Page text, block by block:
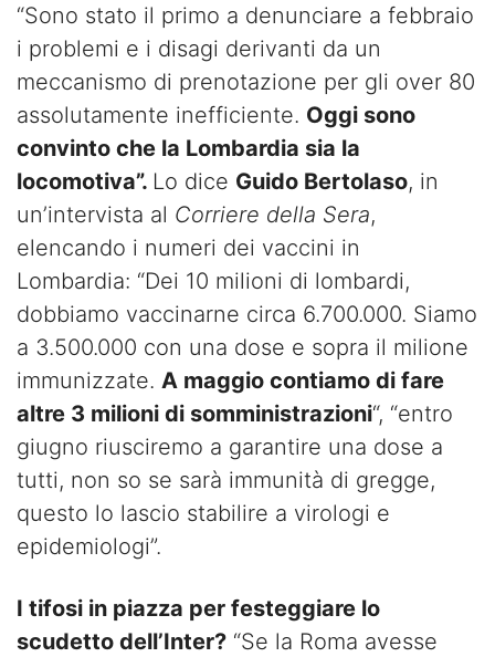
“Sono stato il primo a denunciare a febbraio
i problemi e i disagi derivanti da un
meccanismo di prenotazione per gli over 80
assolutamente inefficiente. Oggi sono
convinto che la Lombardia sia la
locomotiva”. Lo dice Guido Bertolaso, in
un’intervista al Corriere della Sera,
elencando i numeri dei vaccini in
Lombardia: “Dei 10 milioni di lombardi,
dobbiamo vaccinarne circa 6.700.000. Siamo
a 3.500.000 con una dose e sopra il milione
immunizzate. A maggio contiamo di fare
altre 3 milioni di somministrazioni“, “entro
giugno riusciremo a garantire una dose a
tutti, non so se sarà immunità di gregge,
questo lo lascio stabilire a virologi e
epidemiologi”.
I tifosi in piazza per festeggiare lo
scudetto dell’Inter? “Se la Roma avesse